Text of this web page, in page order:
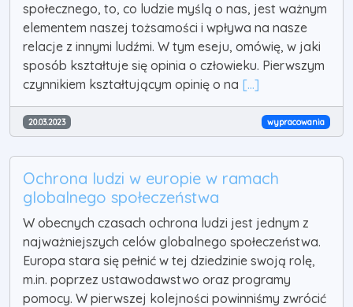
społecznego, to, co ludzie myślą o nas, jest ważnym
elementem naszej tożsamości i wpływa na nasze
relacje z innymi ludźmi. W tym eseju, omówię, w jaki
sposób kształtuje się opinia o człowieku. Pierwszym
czynnikiem kształtującym opinię o na [...]
20.03.2023 wypracowania
Ochrona ludzi w europie w ramach
globalnego społeczeństwa
W obecnych czasach ochrona ludzi jest jednym z
najważniejszych celów globalnego społeczeństwa.
Europa stara się pełnić w tej dziedzinie swoją rolę,
m.in. poprzez ustawodawstwo oraz programy
pomocy. W pierwszej kolejności powinniśmy zwrócić